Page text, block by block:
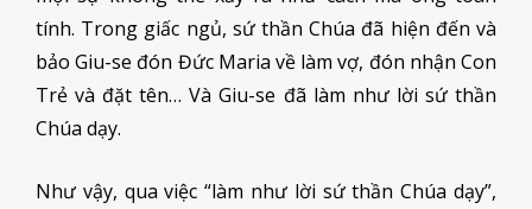
tính. Trong giấc ngủ, sứ thần Chúa đã hiện đến và
bảo Giu-se đón Đức Maria về làm vợ, đón nhận Con
Trẻ và đặt tên… Và Giu-se đã làm như lời sứ thần
Chúa dạy.
Như vậy, qua việc “làm như lời sứ thần Chúa dạy”,